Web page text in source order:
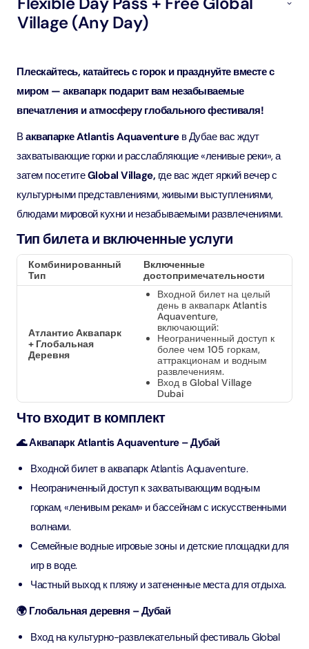
Village (Any Day)
Плескайтесь, катайтесь с горок и празднуйте вместе с
миром — аквапарк подарит вам незабываемые
впечатления и атмосферу глобального фестиваля!
Ваквапарке Atlantis Aquaventureв Дубае вас ждут
захватывающие горки и расслабляющие «ленивые реки», а
затем посетитеGlobal Village, где вас ждет яркий вечер с
культурными представлениями, живыми выступлениями,
блюдами мировой кухни и незабываемыми развлечениями.
Тип билета и включенные услуги
Комбинированный
Тип
Включенные
достопримечательности
Атлантис Аквапарк
+ Глобальная
Деревня
Входной билет на целый
день в аквапарк Atlantis
Aquaventure,
включающий:
Неограниченный доступ к
более чем 105 горкам,
аттракционам и водным
развлечениям.
Вход в Global Village
Dubai
Что входит в комплект
🌊 Аквапарк Atlantis Aquaventure – Дубай
Входной билет в аквапарк Atlantis Aquaventure.
Неограниченный доступ к захватывающим водным
горкам, «ленивым рекам» и бассейнам с искусственными
волнами.
Семейные водные игровые зоны и детские площадки для
игр в воде.
Частный выход к пляжу и затененные места для отдыха.
🌍 Глобальная деревня – Дубай
Вход на культурно-развлекательный фестиваль Global